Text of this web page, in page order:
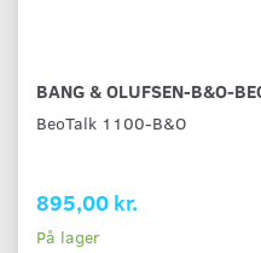
BANG & OLUFSEN-B&O-
BeoTalk 1100-B&O
895,00 kr.
På lager